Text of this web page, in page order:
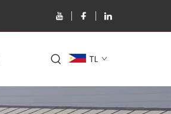
TL